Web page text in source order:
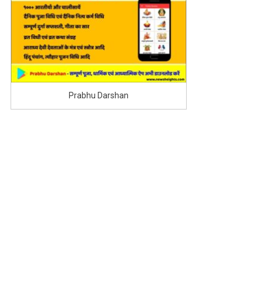
Prabhu Darshan